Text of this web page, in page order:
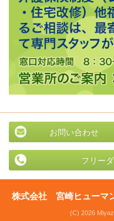
お問い合わせ
フリー
株式会社 宮崎ヒューマ
(C) 2026